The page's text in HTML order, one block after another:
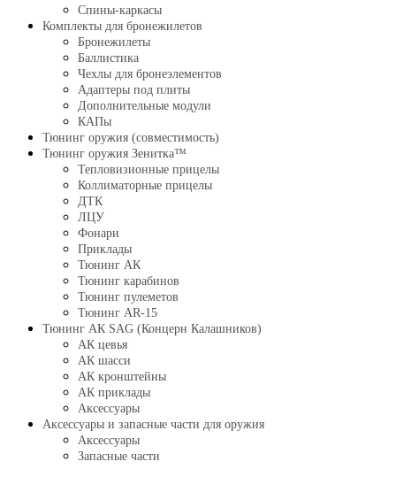
Спины-каркасы
Комплекты для бронежилетов
Бронежилеты
Баллистика
Чехлы для бронеэлементов
Адаптеры под плиты
Дополнительные модули
КАПы
Тюнинг оружия (совместимость)
Тюнинг оружия Зенитка™
Тепловизионные прицелы
Коллиматорные прицелы
ДТК
ЛЦУ
Фонари
Приклады
Тюнинг АК
Тюнинг карабинов
Тюнинг пулеметов
Тюнинг AR-15
Тюнинг АК SAG (Концерн Калашников)
АК цевья
АК шасси
АК кронштейны
АК приклады
Аксессуары
Аксессуары и запасные части для оружия
Аксессуары
Запасные части